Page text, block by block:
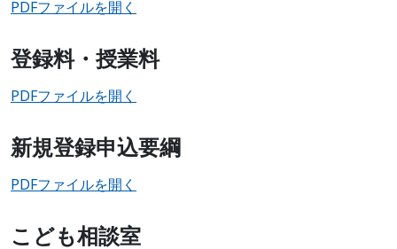
PDFファイルを開く
登録料・授業料
PDFファイルを開く
新規登録申込要綱
PDFファイルを開く
こども相談室